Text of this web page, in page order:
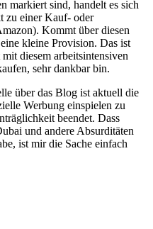
markiert sind, handelt es sich
zu einer Kauf- oder
Kommt über diesen
kleine Provision. Das ist
diesem arbeitsintensiven
sehr dankbar bin.
über das Blog ist aktuell die
Werbung einspielen zu
beendet. Dass
und andere Absurditäten
ist mir die Sache einfach